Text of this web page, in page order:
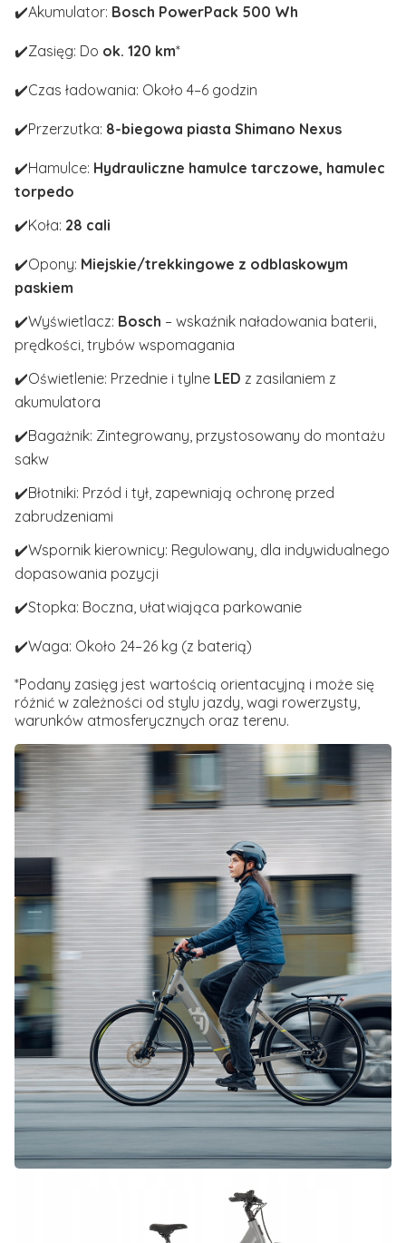
✔️Akumulator: Bosch PowerPack 500 Wh
✔️Zasięg: Do ok. 120 km*
✔️Czas ładowania: Około 4–6 godzin
✔️Przerzutka: 8-biegowa piasta Shimano Nexus
✔️Hamulce: Hydrauliczne hamulce tarczowe, hamulec
torpedo
✔️Koła: 28 cali
✔️Opony: Miejskie/trekkingowe z odblaskowym
paskiem
✔️Wyświetlacz: Bosch – wskaźnik naładowania baterii,
prędkości, trybów wspomagania
✔️Oświetlenie: Przednie i tylne LED z zasilaniem z
akumulatora
✔️Bagażnik: Zintegrowany, przystosowany do montażu
sakw
✔️Błotniki: Przód i tył, zapewniają ochronę przed
zabrudzeniami
✔️Wspornik kierownicy: Regulowany, dla indywidualnego
dopasowania pozycji
✔️Stopka: Boczna, ułatwiająca parkowanie
✔️Waga: Około 24–26 kg (z baterią)
*Podany zasięg jest wartością orientacyjną i może się
różnić w zależności od stylu jazdy, wagi rowerzysty,
warunków atmosferycznych oraz terenu.